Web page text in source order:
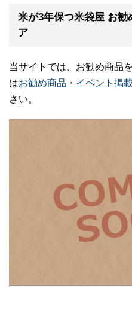
米が3年保つ米袋屋 お勧
ア
当サイトでは、お勧め商品
はお勧め商品・イベント掲
さい。